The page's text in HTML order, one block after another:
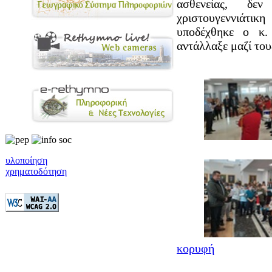
υλοποίηση
χρηματοδότηση
ασθενείας,
υποδέχθηκε ο
αντάλλαξε μαζί
κορυφή